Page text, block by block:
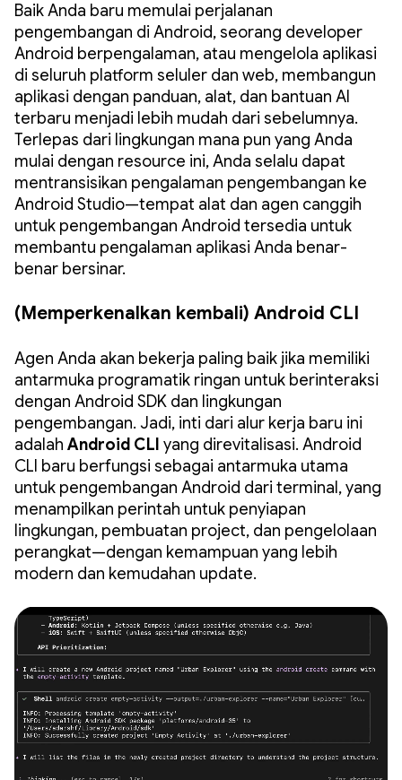
Baik Anda baru memulai perjalanan
pengembangan di Android, seorang developer
Android berpengalaman, atau mengelola aplikasi
di seluruh platform seluler dan web, membangun
aplikasi dengan panduan, alat, dan bantuan AI
terbaru menjadi lebih mudah dari sebelumnya.
Terlepas dari lingkungan mana pun yang Anda
mulai dengan resource ini, Anda selalu dapat
mentransisikan pengalaman pengembangan ke
Android Studio—tempat alat dan agen canggih
untuk pengembangan Android tersedia untuk
membantu pengalaman aplikasi Anda benar-
benar bersinar.
(Memperkenalkan kembali) Android CLI
Agen Anda akan bekerja paling baik jika memiliki
antarmuka programatik ringan untuk berinteraksi
dengan Android SDK dan lingkungan
pengembangan. Jadi, inti dari alur kerja baru ini
adalah Android CLI yang direvitalisasi. Android
CLI baru berfungsi sebagai antarmuka utama
untuk pengembangan Android dari terminal, yang
menampilkan perintah untuk penyiapan
lingkungan, pembuatan project, dan pengelolaan
perangkat—dengan kemampuan yang lebih
modern dan kemudahan update.